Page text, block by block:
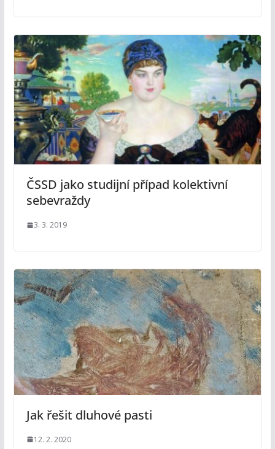
ČSSD jako studijní případ kolektivní
sebevraždy
3. 3. 2019
Jak řešit dluhové pasti
12. 2. 2020